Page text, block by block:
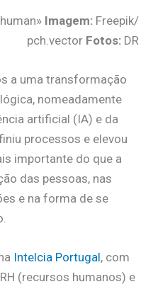
Imagem: Freepik/
pch.vector Fotos: DR
a uma transformação
nomeadamente
artificial (IA) e da
processos e elevou
importante do que a
das pessoas, nas
e na forma de se
Intelcia Portugal, com
(recursos humanos) e